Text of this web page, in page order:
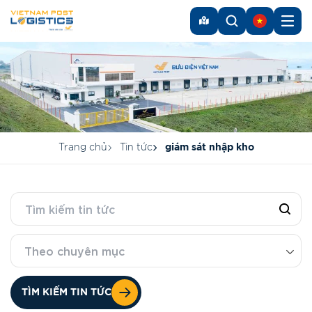
Trang chủ Tin tức giám sát nhập kho
Theo chuyên mục
TÌM KIẾM TIN TỨC